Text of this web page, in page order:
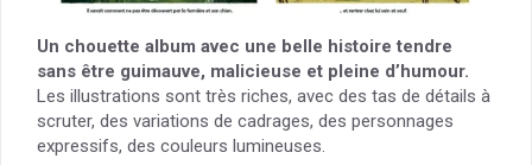
Un chouette album avec une belle histoire tendre
sans être guimauve, malicieuse et pleine d’humour.
Les illustrations sont très riches, avec des tas de détails à
scruter, des variations de cadrages, des personnages
expressifs, des couleurs lumineuses.